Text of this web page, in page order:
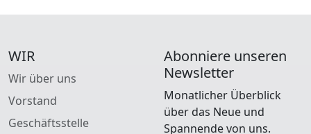
WIR
Wir über uns
Vorstand
Geschäftsstelle
Abonniere unseren
Newsletter
Monatlicher Überblick
über das Neue und
Spannende von uns.